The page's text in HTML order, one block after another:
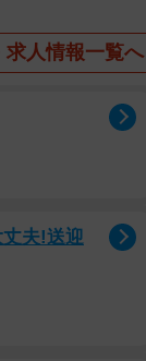
未満」が続きま
する家庭が多い実
人を対象とし、
も
求人情報一覧へ
夫!送迎